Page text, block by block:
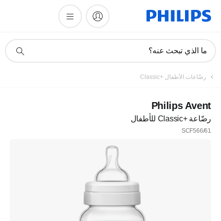
دعم
ما الذي تبحث عنه؟
رضّاعات الأطفال Classic+‎
Philips Avent
رضّاعة Classic+‎ للأطفال
SCF566/61